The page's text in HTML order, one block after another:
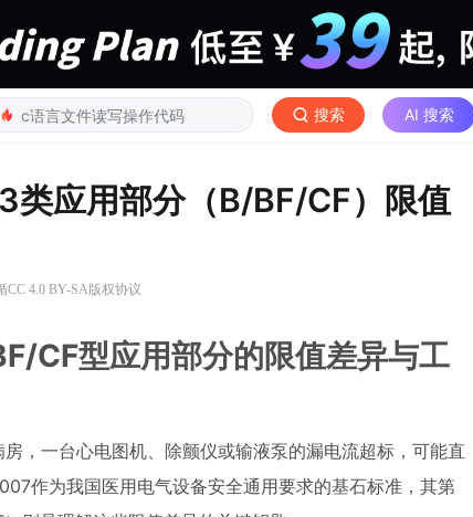
搜索 AI 搜索
应用部分（B/BF/CF）限值
CC 4.0 BY-SA版权协议
CF型应用部分的限值差异与工
，一台心电图机、除颤仪或输液泵的漏电流超标，可能直
作为我国医用电气设备安全通用要求的基石标准，其第